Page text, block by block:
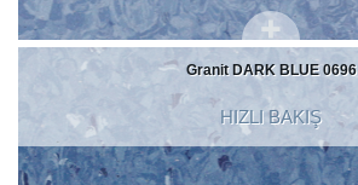
Granit DARK BLUE 0696
HIZLI BAKIŞ